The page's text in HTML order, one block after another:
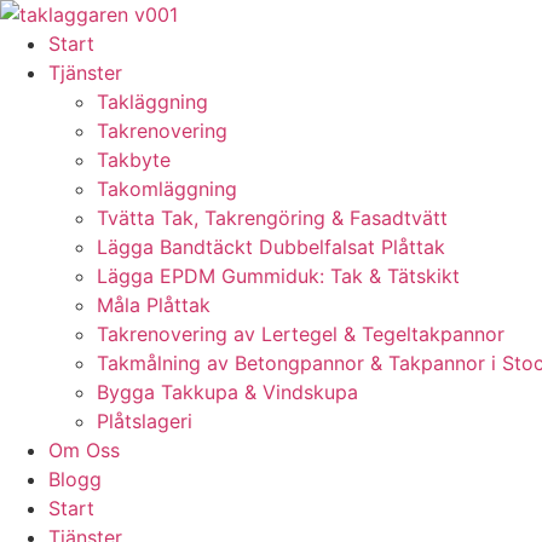
Skip
content
Start
Tjänster
Takläggning
Takrenovering
Takbyte
Takomläggning
Tvätta Tak, Takrengöring & Fasadtvätt
Lägga Bandtäckt Dubbelfalsat Plåttak
Lägga EPDM Gummiduk: Tak & Tätskikt
Måla Plåttak
Takrenovering av Lertegel & Tegeltakpannor
Takmålning av Betongpannor & Takpannor i
Bygga Takkupa & Vindskupa
Plåtslageri
Om Oss
Blogg
Start
Tjänster